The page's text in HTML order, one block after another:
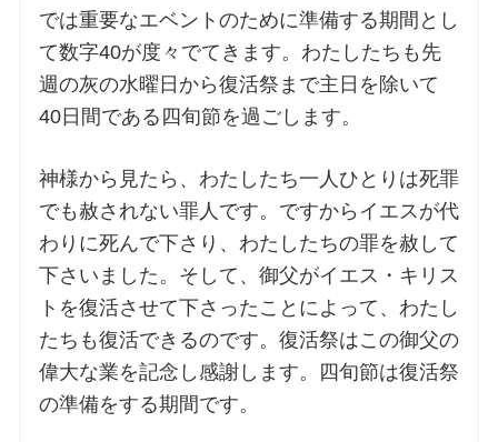
教区カテキスタの講座
三田助祭の講座
オルガンメディテーション
お問合せ
交通・アクセス
ご利用にあたって
では重要なエベントのために準備する期間とし
て数字40が度々でてきます。わたしたちも先
週の灰の水曜日から復活祭まで主日を除いて
40日間である四旬節を過ごします。
神様から見たら、わたしたち一人ひとりは死罪
でも赦されない罪人です。ですからイエスが代
わりに死んで下さり、わたしたちの罪を赦して
下さいました。そして、御父がイエス・キリス
トを復活させて下さったことによって、わたし
たちも復活できるのです。復活祭はこの御父の
偉大な業を記念し感謝します。四旬節は復活祭
の準備をする期間です。